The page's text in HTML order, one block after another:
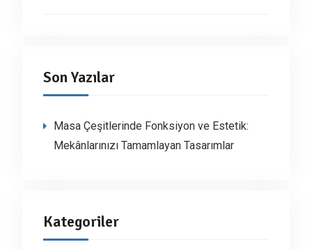
Son Yazılar
Masa Çeşitlerinde Fonksiyon ve Estetik:
Mekânlarınızı Tamamlayan Tasarımlar
Kategoriler